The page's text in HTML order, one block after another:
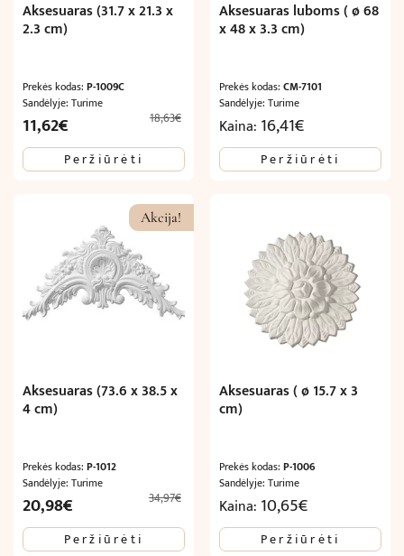
Aksesuaras (31.7 x 21.3 x
2.3 cm)
Prekės kodas: P-1009C
Sandėlyje: Turime
18,63€
Original
price
was:
11,62€
price
is:
Peržiūrėti
Aksesuaras luboms ( ø 68
x 48 x 3.3 cm)
Prekės kodas:CM-7101
Sandėlyje: Turime
Kaina: 16,41€
Peržiūrėti
Akcija!
Aksesuaras (73.6 x 38.5 x
4 cm)
Prekės kodas: P-1012
Sandėlyje: Turime
34,97€
Original
price
was:
20,98€
price
is:
Peržiūrėti
Aksesuaras ( ø 15.7 x 3
cm)
Prekės kodas:P-1006
Sandėlyje: Turime
Kaina: 10,65€
Peržiūrėti